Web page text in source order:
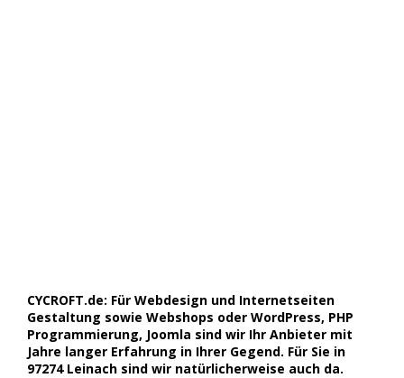
CYCROFT.de: Für Webdesign und Internetseiten
Gestaltung sowie Webshops oder WordPress, PHP
Programmierung, Joomla sind wir Ihr Anbieter mit
Jahre langer Erfahrung in Ihrer Gegend. Für Sie in
97274 Leinach sind wir natürlicherweise auch da.